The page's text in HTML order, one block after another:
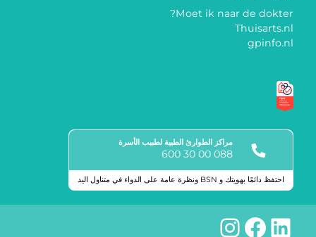
Moet ik naar de dokter?
Thuisarts.nl
gpinfo.nl
مراكز الطوارئ الطبية لطبيب الأسرة
088 00 30 600
احتفظ دائمًا بهويتك و BSN ونظرة عامة على الدواء في متناول اليد
لينكد إن
فيسبوك
إنستجرام